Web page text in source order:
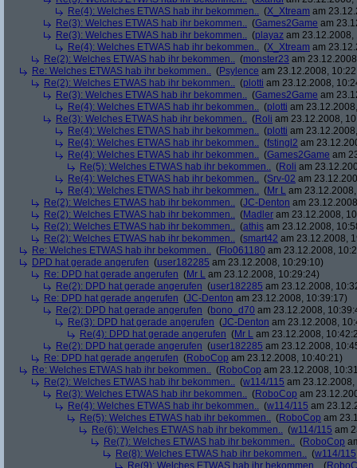
Re(4): Welches ETWAS hab ihr bekommen.. (X_Xtream am
Re(3): Welches ETWAS hab ihr bekommen.. (Games2Game am
Re(3): Welches ETWAS hab ihr bekommen.. (playaz am 23.12.2008,
Re(4): Welches ETWAS hab ihr bekommen.. (X_Xtream am
Re(2): Welches ETWAS hab ihr bekommen.. (monster23 am
Re: Welches ETWAS hab ihr bekommen.. (Psylence am 23.12.2008,
Re(2): Welches ETWAS hab ihr bekommen.. (plotti am 23.12.2008,
Re(3): Welches ETWAS hab ihr bekommen.. (Games2Game am
Re(4): Welches ETWAS hab ihr bekommen.. (plotti am
Re(3): Welches ETWAS hab ihr bekommen.. (Roli am 23.12.2008,
Re(4): Welches ETWAS hab ihr bekommen.. (plotti am
Re(4): Welches ETWAS hab ihr bekommen.. (fstingl2 am
Re(4): Welches ETWAS hab ihr bekommen.. (Games2Game am
Re(5): Welches ETWAS hab ihr bekommen.. (Roli am
Re(4): Welches ETWAS hab ihr bekommen.. (Srv-02 am
Re(4): Welches ETWAS hab ihr bekommen.. (Mr L am
Re(2): Welches ETWAS hab ihr bekommen.. (JC-Denton am
Re(2): Welches ETWAS hab ihr bekommen.. (Madler am 23.12.2008,
Re(2): Welches ETWAS hab ihr bekommen.. (athis am 23.12.2008,
Re(2): Welches ETWAS hab ihr bekommen.. (smart42 am 23.12.2008,
Re: Welches ETWAS hab ihr bekommen.. (Flo061180 am 23.12.2008,
DPD hat gerade angerufen (user182285 am 23.12.2008, 10:29:10)
Re: DPD hat gerade angerufen (Mr L am 23.12.2008, 10:29:24)
Re(2): DPD hat gerade angerufen (user182285 am 23.12.2008,
Re: DPD hat gerade angerufen (JC-Denton am 23.12.2008, 10:39:17)
Re(2): DPD hat gerade angerufen (bono_d70 am 23.12.2008,
Re(3): DPD hat gerade angerufen (JC-Denton am 23.12.2008,
Re(4): DPD hat gerade angerufen (Mr L am 23.12.2008,
Re(2): DPD hat gerade angerufen (user182285 am 23.12.2008,
Re: DPD hat gerade angerufen (RoboCop am 23.12.2008, 10:40:21)
Re: Welches ETWAS hab ihr bekommen.. (RoboCop am 23.12.2008,
Re(2): Welches ETWAS hab ihr bekommen.. (w114/115 am
Re(3): Welches ETWAS hab ihr bekommen.. (RoboCop am
Re(4): Welches ETWAS hab ihr bekommen.. (w114/115 am
Re(5): Welches ETWAS hab ihr bekommen.. (RoboCop am
Re(6): Welches ETWAS hab ihr bekommen.. (w114/115 am
Re(7): Welches ETWAS hab ihr bekommen.. (RoboCop
Re(8): Welches ETWAS hab ihr bekommen.. (w114/115
Re(9): Welches ETWAS hab ihr bekommen..
(